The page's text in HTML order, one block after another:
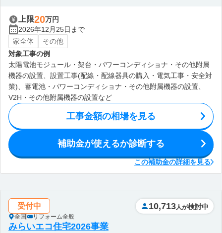
上限20万円
2026年12月25日まで
家全体
その他
対象工事の例
太陽電池モジュール・架台・パワーコンディショナ・その他附属
機器の設置、設置工事(配線・配線器具の購入・電気工事・安全対
策)、蓄電池・パワーコンディショナ・その他附属機器の設置、
V2H・その他附属機器の設置など
工事金額の相場を見る
補助金が使えるか診断する
この補助金の詳細を見る
受付中
全国 リフォーム全般
10,713 人が検討中
みらいエコ住宅2026事業